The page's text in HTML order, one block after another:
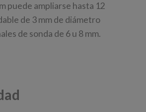
puede ampliarse hasta 12
de 3 mm de diámetro
de sonda de 6 u 8 mm.